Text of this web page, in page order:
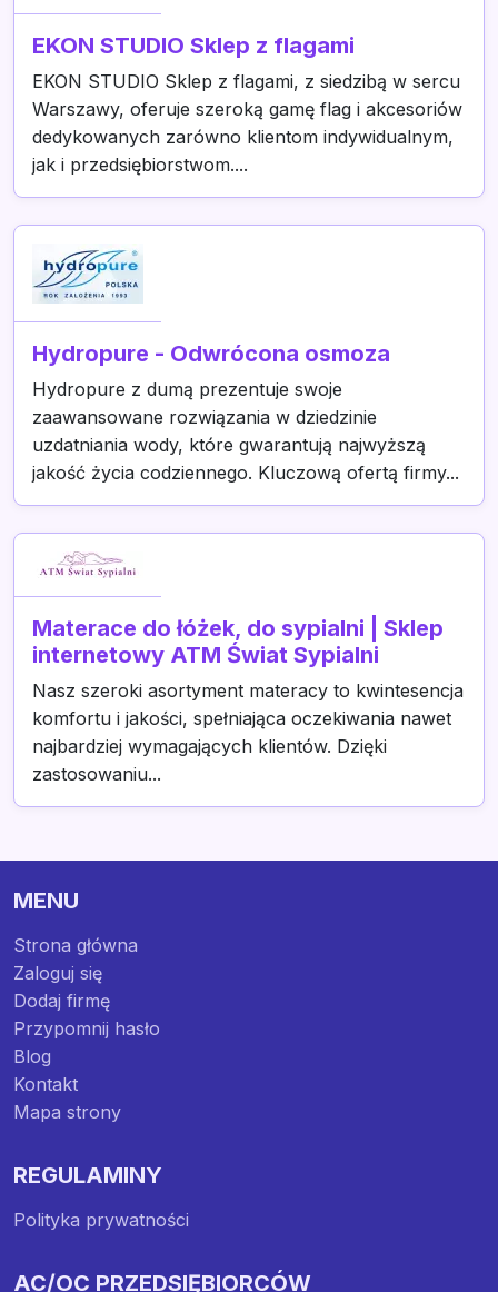
EKON STUDIO Sklep z flagami
EKON STUDIO Sklep z flagami, z siedzibą w sercu
Warszawy, oferuje szeroką gamę flag i akcesoriów
dedykowanych zarówno klientom indywidualnym,
jak i przedsiębiorstwom....
Hydropure - Odwrócona osmoza
Hydropure z dumą prezentuje swoje
zaawansowane rozwiązania w dziedzinie
uzdatniania wody, które gwarantują najwyższą
jakość życia codziennego. Kluczową ofertą firmy...
Materace do łóżek, do sypialni | Sklep
internetowy ATM Świat Sypialni
Nasz szeroki asortyment materacy to kwintesencja
komfortu i jakości, spełniająca oczekiwania nawet
najbardziej wymagających klientów. Dzięki
zastosowaniu...
MENU
Strona główna
Zaloguj się
Dodaj firmę
Przypomnij hasło
Blog
Kontakt
Mapa strony
REGULAMINY
Polityka prywatności
AC/OC PRZEDSIĘBIORCÓW